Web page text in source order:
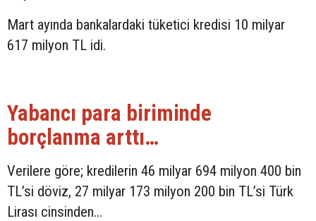
Mart ayında bankalardaki tüketici kredisi 10 milyar
617 milyon TL idi.
Yabancı para biriminde
borçlanma arttı…
Verilere göre; kredilerin 46 milyar 694 milyon 400 bin
TL’si döviz, 27 milyar 173 milyon 200 bin TL’si Türk
Lirası cinsinden…